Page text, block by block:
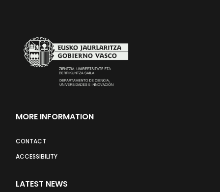
MORE INFORMATION
CONTACT
ACCESSIBILITY
LATEST NEWS